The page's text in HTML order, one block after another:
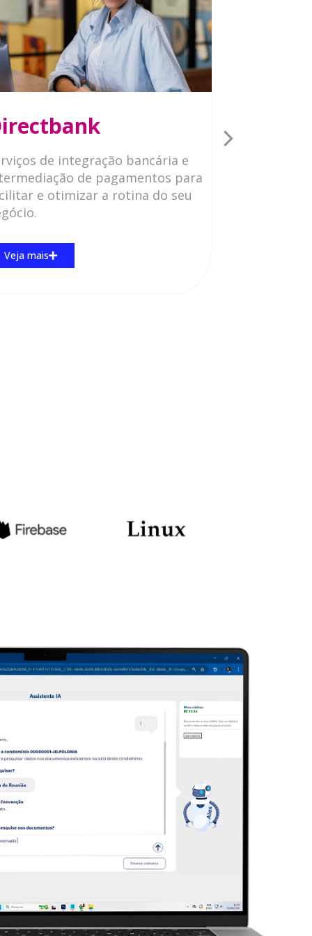
de integração bancária e
de pagamentos para
e otimizar a rotina do seu
Veja mais